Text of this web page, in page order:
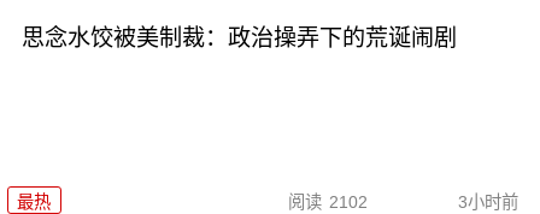
思念水饺被美制裁：政治操弄下的荒诞闹剧
最热 阅读 2102 3小时前